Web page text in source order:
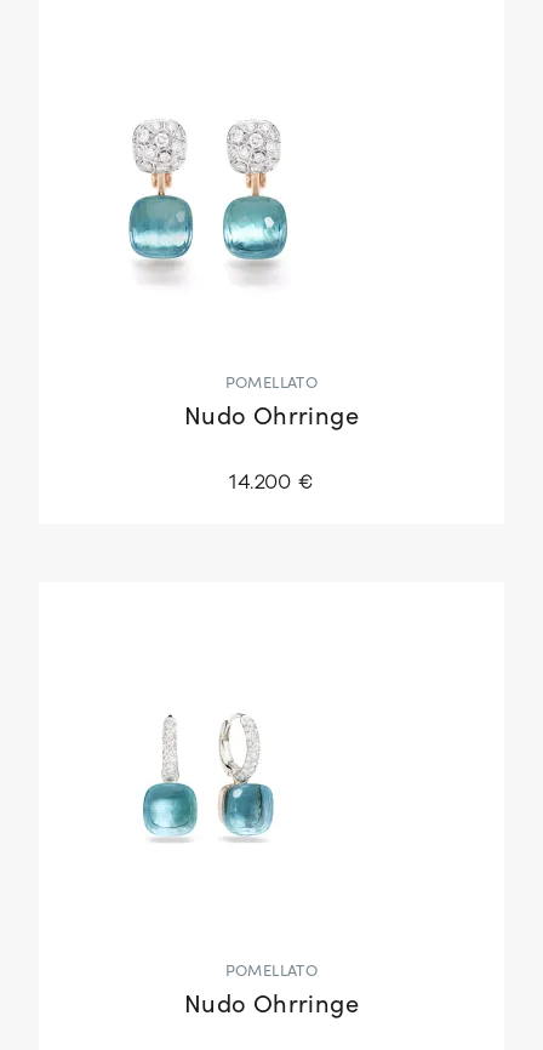
POMELLATO
Nudo Ohrringe
14.200 €
POMELLATO
Nudo Ohrringe